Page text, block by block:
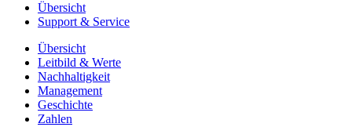
Übersicht
Support & Service
Übersicht
Leitbild & Werte
Nachhaltigkeit
Management
Geschichte
Zahlen